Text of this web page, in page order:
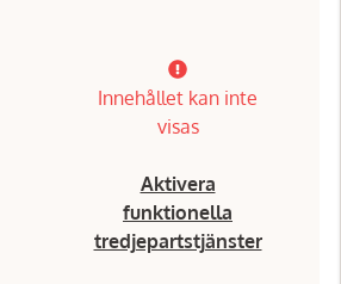
Innehållet kan inte
visas
Aktivera
funktionella
tredjepartstjänster